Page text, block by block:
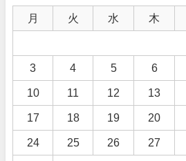
月 火 水 木
3 4 5 6
10 11 12 13
17 18 19 20
24 25 26 27